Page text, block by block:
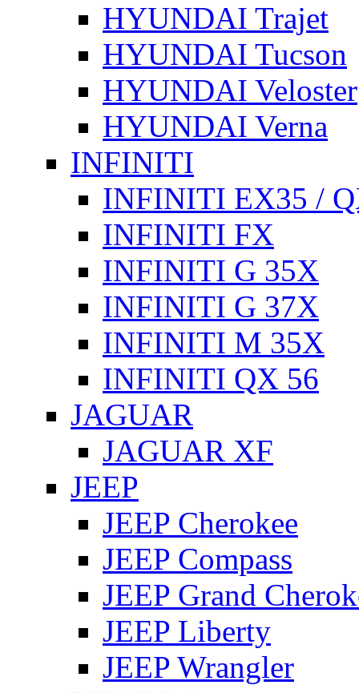
HYUNDAI Trajet
HYUNDAI Tucson
HYUNDAI Veloster
HYUNDAI Verna
INFINITI
INFINITI EX35 /
INFINITI FX
INFINITI G 35X
INFINITI G 37X
INFINITI M 35X
INFINITI QX 56
JAGUAR
JAGUAR XF
JEEP
JEEP Cherokee
JEEP Compass
JEEP Grand
JEEP Liberty
JEEP Wrangler